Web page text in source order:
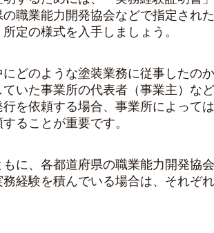
職業能力開発協会などで指定され
定の様式を入手しましょう。
どのような塗装業務に従事したの
いた事業所の代表者（事業主）な
を依頼する場合、事業所によって
ることが重要です。
に、各都道府県の職業能力開発協
経験を積んでいる場合は、それぞ